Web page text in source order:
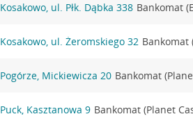
Kosakowo, ul. Płk. Dąbka 338 Bankomat
Kosakowo, ul. Żeromskiego 32 Bankomat
Pogórze, Mickiewicza 20 Bankomat
Puck, Kasztanowa 9 Bankomat (Planet